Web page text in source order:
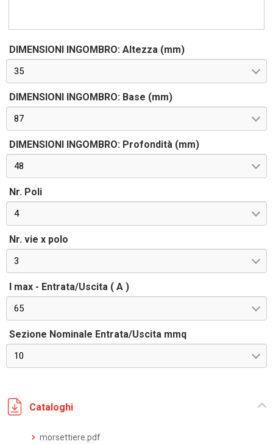
DIMENSIONI INGOMBRO: Altezza (mm)
35
DIMENSIONI INGOMBRO: Base (mm)
87
DIMENSIONI INGOMBRO: Profondità (mm)
48
Nr. Poli
4
Nr. vie x polo
3
I max - Entrata/Uscita ( A )
65
Sezione Nominale Entrata/Uscita mmq
10
Cataloghi
morsettiere.pdf